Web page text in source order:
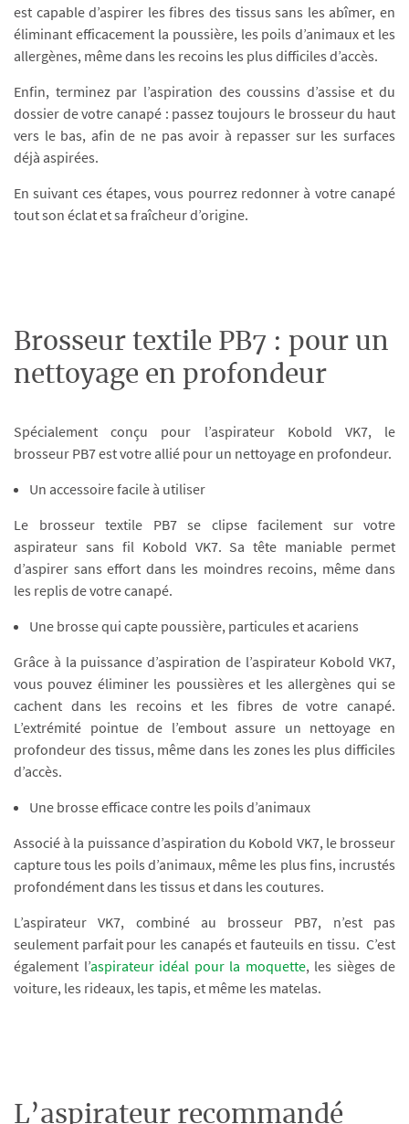
est capable d’aspirer les fibres des tissus sans les abîmer, en
éliminant efficacement la poussière, les poils d’animaux et les
allergènes, même dans les recoins les plus difficiles d’accès.
Enfin, terminez par l’aspiration des coussins d’assise et du
dossier de votre canapé : passez toujours le brosseur du haut
vers le bas, afin de ne pas avoir à repasser sur les surfaces
déjà aspirées.
En suivant ces étapes, vous pourrez redonner à votre canapé
tout son éclat et sa fraîcheur d’origine.
Brosseur textile PB7 : pour un
nettoyage en profondeur
Spécialement conçu pour l’aspirateur Kobold VK7, le
brosseur PB7 est votre allié pour un nettoyage en profondeur.
Un accessoire facile à utiliser
Le brosseur textile PB7 se clipse facilement sur votre
aspirateur sans fil Kobold VK7. Sa tête maniable permet
d’aspirer sans effort dans les moindres recoins, même dans
les replis de votre canapé.
Une brosse qui capte poussière, particules et acariens
Grâce à la puissance d’aspiration de l’aspirateur Kobold VK7,
vous pouvez éliminer les poussières et les allergènes qui se
cachent dans les recoins et les fibres de votre canapé.
L’extrémité pointue de l’embout assure un nettoyage en
profondeur des tissus, même dans les zones les plus difficiles
d’accès.
Une brosse efficace contre les poils d’animaux
Associé à la puissance d’aspiration du Kobold VK7, le brosseur
capture tous les poils d’animaux, même les plus fins, incrustés
profondément dans les tissus et dans les coutures.
L’aspirateur VK7, combiné au brosseur PB7, n’est pas
seulement parfait pour les canapés et fauteuils en tissu. C’est
également l’aspirateur idéal pour la moquette, les sièges de
voiture, les rideaux, les tapis, et même les matelas.
L’aspirateur recommandé